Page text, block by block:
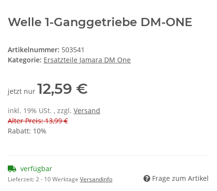
Welle 1-Ganggetriebe DM-ONE
Artikelnummer: 503541
Kategorie: Ersatzteile Jamara DM One
jetzt nur 12,59 €
inkl. 19% USt. , zzgl. Versand
Alter Preis: 13,99 €
Rabatt: 10%
verfügbar
Lieferzeit:2 - 10 Werktage Versandinfo Frage zum Artikel